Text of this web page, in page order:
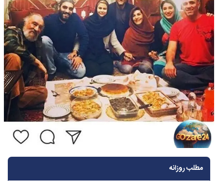
مطلب روزانه